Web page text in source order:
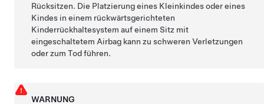
Rücksitzen. Die Platzierung eines Kleinkindes oder eines
Kindes in einem rückwärtsgerichteten
Kinderrückhaltesystem auf einem Sitz mit
eingeschaltetem Airbag kann zu schweren Verletzungen
oder zum Tod führen.
WARNUNG